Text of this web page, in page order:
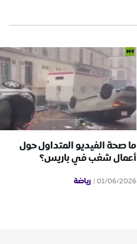
ما صحة الفيديو المتداول حول
أعمال شغب في باريس؟
01/06/2026 رياضة